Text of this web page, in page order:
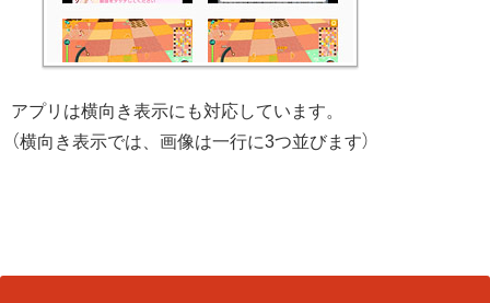
アプリは横向き表示にも対応しています。
（横向き表示では、画像は一行に3つ並びます）